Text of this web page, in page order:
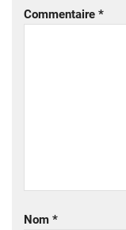
Commentaire *
Nom *